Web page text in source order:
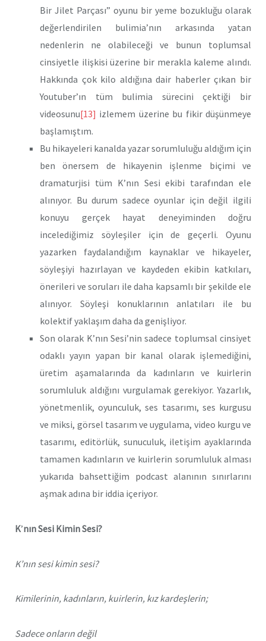
Bir Jilet Parçası” oyunu bir yeme bozukluğu olarak
değerlendirilen bulimia’nın arkasında yatan
nedenlerin ne olabileceği ve bunun toplumsal
cinsiyetle ilişkisi üzerine bir merakla kaleme alındı.
Hakkında çok kilo aldığına dair haberler çıkan bir
Youtuber’ın tüm bulimia sürecini çektiği bir
videosunu[13] izlemem üzerine bu fikir düşünmeye
başlamıştım.
Bu hikayeleri kanalda yazar sorumluluğu aldığım için
ben önersem de hikayenin işlenme biçimi ve
dramaturjisi tüm K’nın Sesi ekibi tarafından ele
alınıyor. Bu durum sadece oyunlar için değil ilgili
konuyu gerçek hayat deneyiminden doğru
incelediğimiz söyleşiler için de geçerli. Oyunu
yazarken faydalandığım kaynaklar ve hikayeler,
söyleşiyi hazırlayan ve kaydeden ekibin katkıları,
önerileri ve soruları ile daha kapsamlı bir şekilde ele
alınıyor. Söyleşi konuklarının anlatıları ile bu
kolektif yaklaşım daha da genişliyor.
Son olarak K’nın Sesi’nin sadece toplumsal cinsiyet
odaklı yayın yapan bir kanal olarak işlemediğini,
üretim aşamalarında da kadınların ve kuirlerin
sorumluluk aldığını vurgulamak gerekiyor. Yazarlık,
yönetmenlik, oyunculuk, ses tasarımı, ses kurgusu
ve miksi, görsel tasarım ve uygulama, video kurgu ve
tasarımı, editörlük, sunuculuk, iletişim ayaklarında
tamamen kadınların ve kuirlerin sorumluluk alması
yukarıda bahsettiğim podcast alanının sınırlarını
aşmak adına bir iddia içeriyor.
K’nın Sesi Kimin Sesi?
K’nın sesi kimin sesi?
Kimilerinin, kadınların, kuirlerin, kız kardeşlerin;
Sadece onların değil